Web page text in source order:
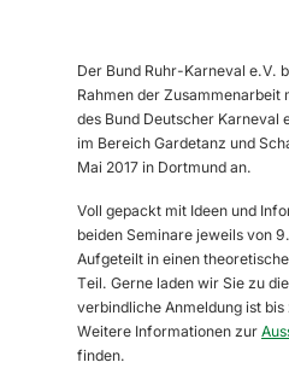
Der Bund Ruhr-Karneval e.V.
Rahmen der Zusammenarbeit
des Bund Deutscher Karneval
im Bereich Gardetanz und
Mai 2017 in Dortmund an.
Voll gepackt mit Ideen und
beiden Seminare jeweils von
Aufgeteilt in einen
Teil. Gerne laden wir Sie zu
verbindliche Anmeldung ist
Weitere Informationen zur
finden.